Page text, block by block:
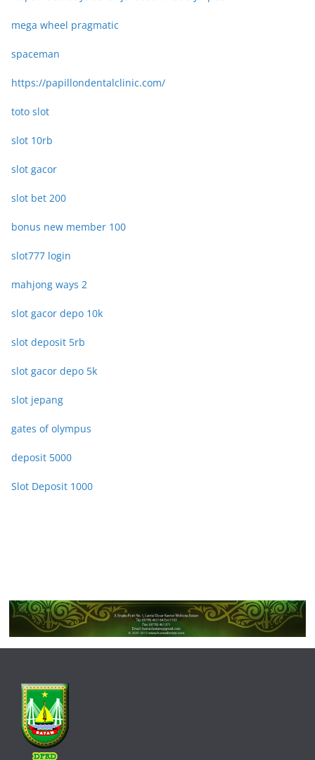
mega wheel pragmatic
spaceman
https://papillondentalclinic.com/
toto slot
slot 10rb
slot gacor
slot bet 200
bonus new member 100
slot777 login
mahjong ways 2
slot gacor depo 10k
slot deposit 5rb
slot gacor depo 5k
slot jepang
gates of olympus
deposit 5000
Slot Deposit 1000